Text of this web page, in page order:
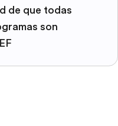
de que todas
son